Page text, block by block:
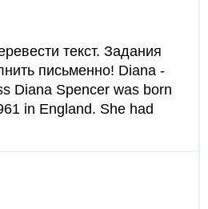
текст. Задания
письменно! Diana -
Diana Spencer was born
in England. She had